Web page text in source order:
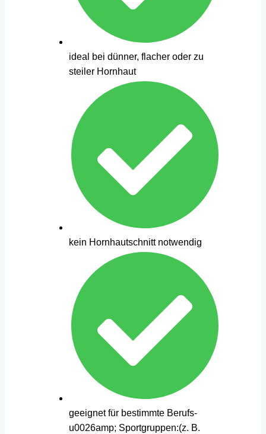
ideal bei dünner, flacher oder zu
steiler Hornhaut
kein Hornhautschnitt notwendig
geeignet für bestimmte Berufs-
u0026amp; Sportgruppen:(z. B.